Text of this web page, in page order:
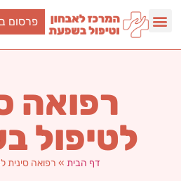
פרסום
רפואה
לטיפול
דף הבית » רפואה סינית